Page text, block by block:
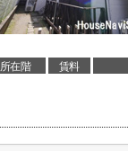
所在階 賃料